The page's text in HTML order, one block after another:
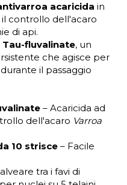
acaricida in
controllo dell'acaro
di api.
Tau-fluvalinate, un
che agisce per
il passaggio
– Acaricida ad
dell'acaro Varroa
10 strisce – Facile
tra i favi di